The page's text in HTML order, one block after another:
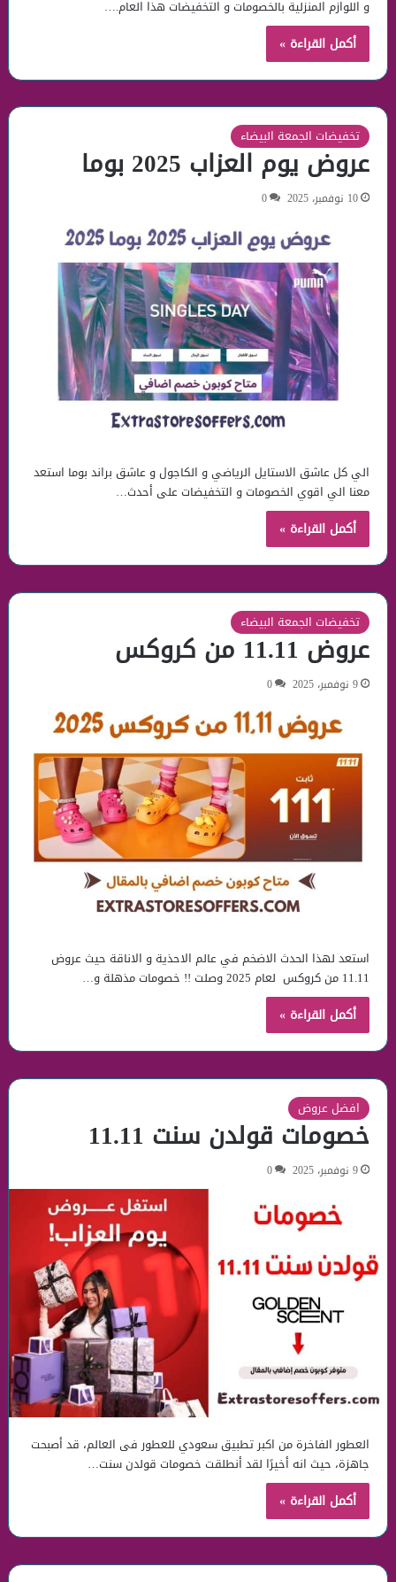
و اللوازم المنزلية بالخصومات و التخفيضات هذا العام.…
أكمل القراءة »
تخفيضات الجمعة البيضاء
عروض يوم العزاب 2025 بوما
10 نوفمبر، 2025 0
الي كل عاشق الاستايل الرياضي و الكاجول و عاشق براند بوما استعد
معنا الي اقوي الخصومات و التخفيضات على أحدث…
أكمل القراءة »
تخفيضات الجمعة البيضاء
عروض 11.11 من كروكس
9 نوفمبر، 2025 0
استعد لهذا الحدث الاضخم في عالم الاحذية و الاناقة حيث عروض
11.11 من كروكس لعام 2025 وصلت !! خصومات مذهلة و…
أكمل القراءة »
افضل عروض
خصومات قولدن سنت 11.11
9 نوفمبر، 2025 0
العطور الفاخرة من اكبر تطبيق سعودي للعطور فى العالم، قد أصبحت
جاهزة، حيث انه أخيرًا لقد أنطلقت خصومات قولدن سنت…
أكمل القراءة »